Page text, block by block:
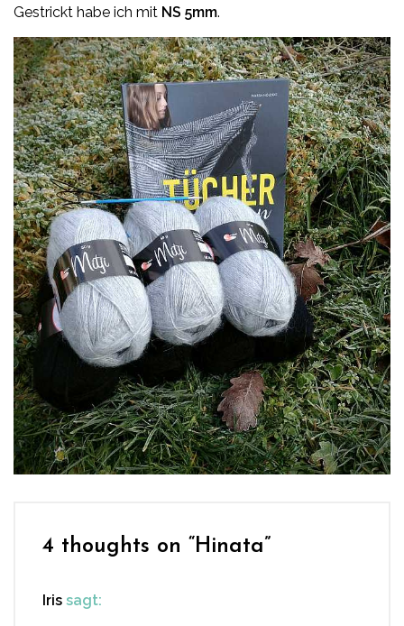
Gestrickt habe ich mit NS 5mm.
4 thoughts on “Hinata”
Iris sagt: